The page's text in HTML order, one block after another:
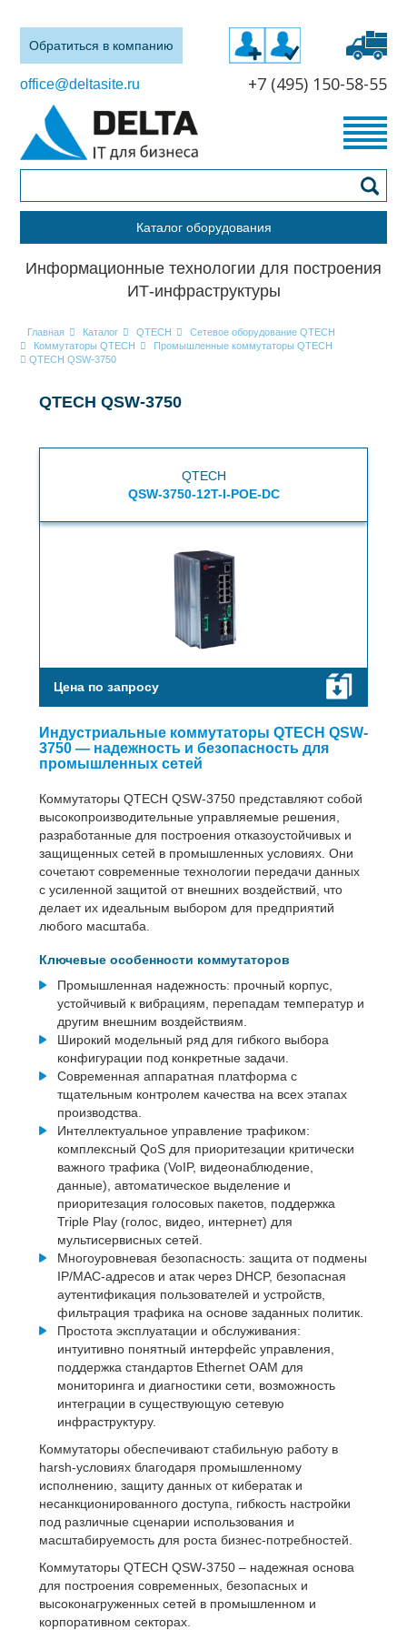
Обратиться в компанию
office@deltasite.ru +7 (495) 150-58-55
Каталог оборудования
Информационные технологии для построения
ИТ-инфраструктуры
Главная Каталог QTECH
Сетевое оборудование QTECH
Коммутаторы QTECH
Промышленные коммутаторы QTECH
QTECH QSW-3750
QTECH QSW-3750
QTECH
QSW-3750-12T-I-POE-DC
Цена по запросу
Индустриальные коммутаторы QTECH QSW-
3750 — надежность и безопасность для
промышленных сетей
Коммутаторы QTECH QSW-3750 представляют собой
высокопроизводительные управляемые решения,
разработанные для построения отказоустойчивых и
защищенных сетей в промышленных условиях. Они
сочетают современные технологии передачи данных
с усиленной защитой от внешних воздействий, что
делает их идеальным выбором для предприятий
любого масштаба.
Ключевые особенности коммутаторов
Промышленная надежность: прочный корпус,
устойчивый к вибрациям, перепадам температур и
другим внешним воздействиям.
Широкий модельный ряд для гибкого выбора
конфигурации под конкретные задачи.
Современная аппаратная платформа с
тщательным контролем качества на всех этапах
производства.
Интеллектуальное управление трафиком:
комплексный QoS для приоритезации критически
важного трафика (VoIP, видеонаблюдение,
данные), автоматическое выделение и
приоритезация голосовых пакетов, поддержка
Triple Play (голос, видео, интернет) для
мультисервисных сетей.
Многоуровневая безопасность: защита от подмены
IP/MAC-адресов и атак через DHCP, безопасная
аутентификация пользователей и устройств,
фильтрация трафика на основе заданных политик.
Простота эксплуатации и обслуживания:
интуитивно понятный интерфейс управления,
поддержка стандартов Ethernet OAM для
мониторинга и диагностики сети, возможность
интеграции в существующую сетевую
инфраструктуру.
Коммутаторы обеспечивают стабильную работу в
harsh-условиях благодаря промышленному
исполнению, защиту данных от кибератак и
несанкционированного доступа, гибкость настройки
под различные сценарии использования и
масштабируемость для роста бизнес-потребностей.
Коммутаторы QTECH QSW-3750 – надежная основа
для построения современных, безопасных и
высоконагруженных сетей в промышленном и
корпоративном секторах.